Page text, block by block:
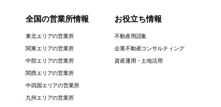
全国の営業所情報
東北エリアの営業所
関東エリアの営業所
中部エリアの営業所
関西エリアの営業所
中四国エリアの営業所
九州エリアの営業所
お役立ち情報
不動産用語集
企業不動産コンサルティング
資産運用・土地活用